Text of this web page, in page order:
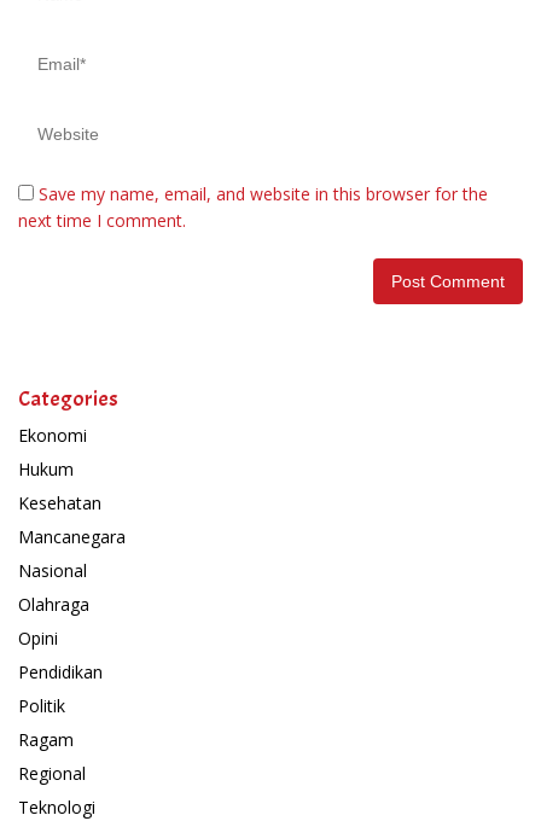
Save my name, email, and website in this browser for the
next time I comment.
Categories
Ekonomi
Hukum
Kesehatan
Mancanegara
Nasional
Olahraga
Opini
Pendidikan
Politik
Ragam
Regional
Teknologi